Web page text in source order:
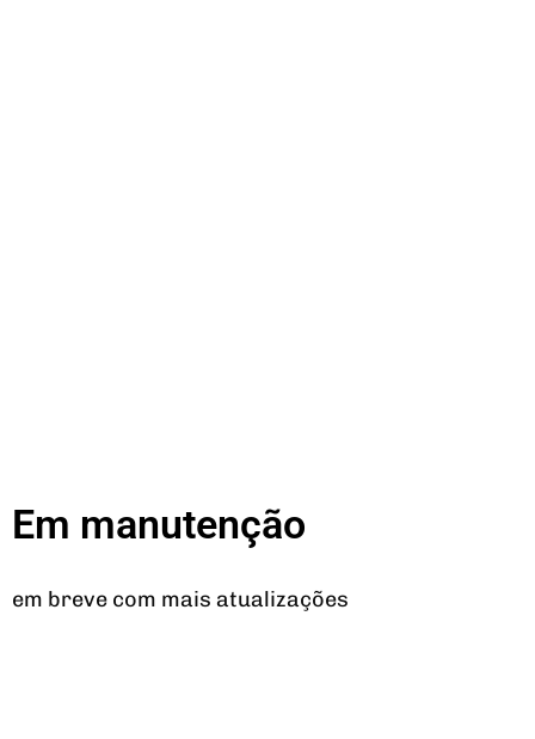
Em manutenção
em breve com mais atualizações